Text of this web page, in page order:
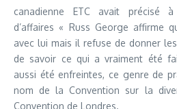
canadienne ETC avait précisé à
d’affaires « Russ George affirme
avec lui mais il refuse de donner
de savoir ce qui a vraiment été
aussi été enfreintes, ce genre de
nom de la Convention sur la
Convention de Londres.